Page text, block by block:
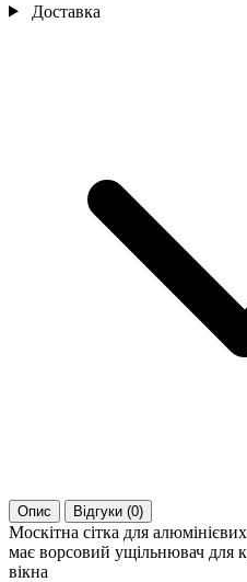
Доставка
Опис Відгуки (0)
Москітна сітка для
має ворсовий ущільнювач для
вікна